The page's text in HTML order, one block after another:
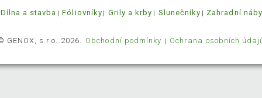
Dílna a stavba Fóliovníky Grily a krby Slunečníky Zahradní
GENOX, s.r.o. 2026. Obchodní podmínky Ochrana osobních